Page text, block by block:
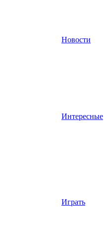
Новости
Интересные
Играть